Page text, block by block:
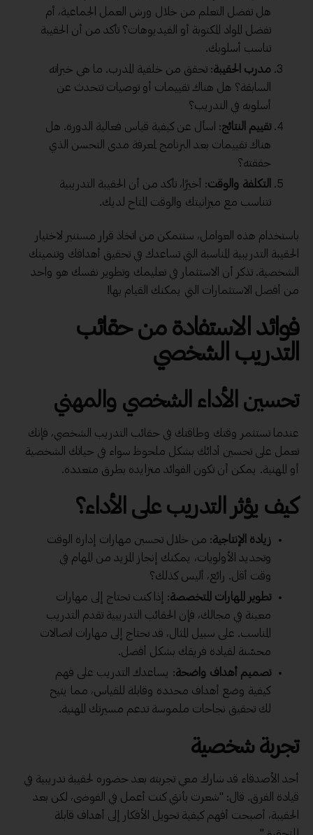
هل تفضل التعلم من خلال ورش العمل الجماعية، أم
تفضل المواد المكتوبة أو الفيديوهات؟ تأكد من أن الحقيبة
تناسب أسلوبك.
مدرب الحقيبة: تحقق من خلفية المدرب. ما هي خبراته
السابقة؟ هل هناك تقييمات أو توصيات تتحدث عن
أسلوبه في التدريب؟
تقييم النتائج: اسأل عن كيفية قياس فعالية الدورة. هل
هناك تقييمات بعد البرنامج لمعرفة مدى التحسن الذي
حققته؟
التكلفة والوقت: أخيرًا، تأكد من أن الحقيبة التدريبية
تتناسب مع ميزانيتك والوقت المتاح لديك.
باستخدام هذه العوامل، ستتمكن من اتخاذ قرار مستنير لاختيار
الحقيبة التدريبية المناسبة التي تساعدك في تحقيق أهدافك وتنميتك
الشخصية. تذكر أن الاستثمار في تعليمك وتطوير نفسك هو واحد
من أفضل الاستثمارات التي يمكنك القيام بها!
فوائد الاستفادة من حقائب
التدريب الشخصي
تحسين الأداء الشخصي والمهني
عندما تستثمر وقتك وطاقتك في حقائب التدريب الشخصي، فإنك
تعمل على تحسين أدائك بشكل ملحوظ سواء في حياتك الشخصية
أو المهنية. يمكن أن تكون الفوائد متزايدة بطرق متعددة.
كيف يؤثر التدريب على الأداء؟
زيادة الإنتاجية: من خلال تحسين مهارات إدارة الوقت
وتحديد الأولويات، يمكنك إنجاز المزيد من المهام في
وقت أقل. رائع، أليس كذلك؟
تطوير المهارات المتخصصة: إذا كنت تحتاج إلى مهارات
معينة في مجالك، فإن الحقائب التدريبية تقدم التدريب
المناسب. على سبيل المثال، قد تحتاج إلى مهارات اتصالات
محسّنة لقيادة فريقك بشكل أفضل.
تصميم أهداف واضحة: يساعدك التدريب على فهم
كيفية وضع أهداف محددة وقابلة للقياس، مما يتيح
لك تحقيق نجاحات ملموسة تدعم مسيرتك المهنية.
تجربة شخصية
أحد الأصدقاء قد شارك معي تجربته بعد حضوره لحقيبة تدريبية في
قيادة الفرق. قال: "شعرت بأنني كنت أعمل في الفوضى، لكن بعد
الحقيبة، أصبحت أفهم كيفية تحويل الأفكار إلى أهداف قابلة